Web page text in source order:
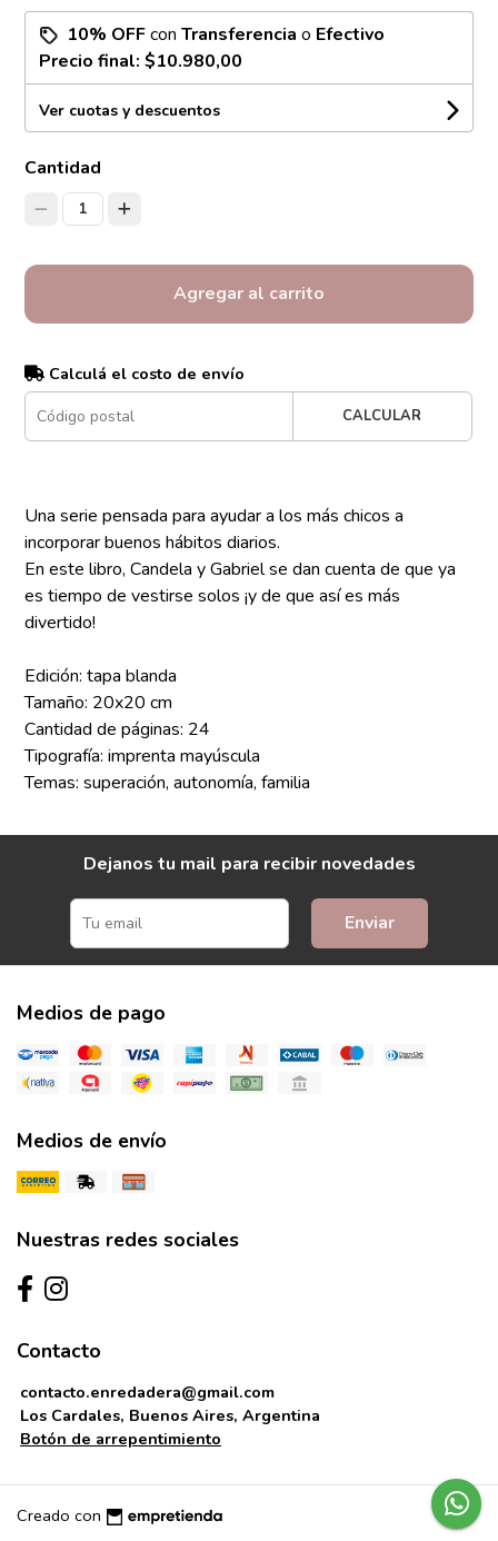
10% OFFconTransferencia o Efectivo
Precio final:$10.980,00
Ver cuotas y descuentos
Cantidad
1
Agregar al carrito
Calculá el costo de envío
CALCULAR
Una serie pensada para ayudar a los más chicos a
incorporar buenos hábitos diarios.
En este libro, Candela y Gabriel se dan cuenta de que ya
es tiempo de vestirse solos ¡y de que así es más
divertido!
Edición: tapa blanda
Tamaño: 20x20 cm
Cantidad de páginas: 24
Tipografía: imprenta mayúscula
Temas: superación, autonomía, familia
Dejanos tu mail para recibir novedades
Enviar
Medios de pago
Medios de envío
Nuestras redes sociales
Contacto
contacto.enredadera@gmail.com
Los Cardales, Buenos Aires, Argentina
Botón de arrepentimiento
Creado con